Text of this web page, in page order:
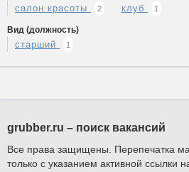
салон красоты 2 клуб 1
Вид (должность)
старший 1
grubber.ru – поиск вакансий
Все права защищены. Перепечатка
только с указанием активной ссылки